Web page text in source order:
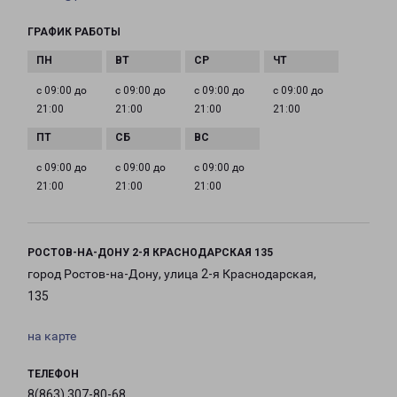
ГРАФИК РАБОТЫ
с 09:00 до
21:00
с 09:00 до
21:00
с 09:00 до
21:00
с 09:00 до
21:00
с 09:00 до
21:00
с 09:00 до
21:00
с 09:00 до
21:00
РОСТОВ-НА-ДОНУ 2-Я КРАСНОДАРСКАЯ 135
город Ростов-на-Дону, улица 2-я Краснодарская,
135
на карте
ТЕЛЕФОН